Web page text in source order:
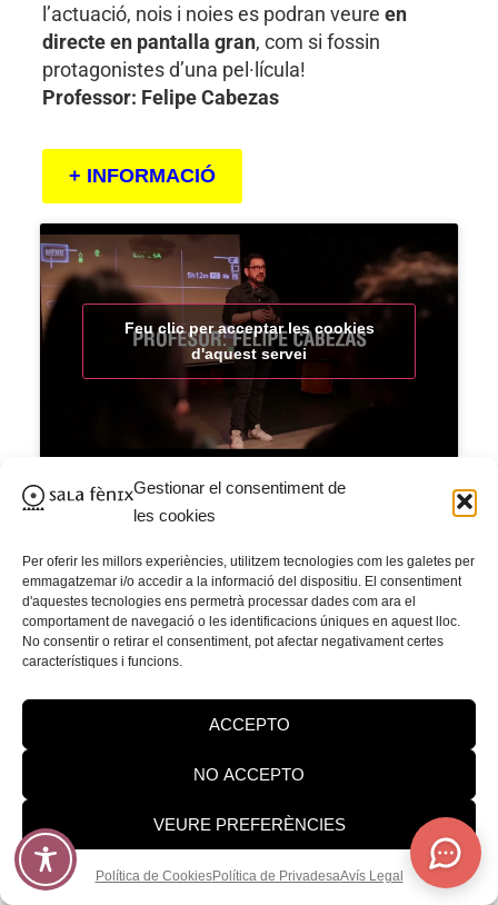
Gestionar el consentiment de
les cookies
Per oferir les millors experiències, utilitzem tecnologies com les galetes per
emmagatzemar i/o accedir a la informació del dispositiu. El consentiment
d'aquestes tecnologies ens permetrà processar dades com ara el
comportament de navegació o les identificacions úniques en aquest lloc.
No consentir o retirar el consentiment, pot afectar negativament certes
característiques i funcions.
ACCEPTO
NO ACCEPTO
VEURE PREFERÈNCIES
Política de CookiesPolítica de PrivadesaAvís Legal
l’actuació, nois i noies es podran veure en
directe en pantalla gran, com si fossin
protagonistes d’una pel·lícula!
Professor: Felipe Cabezas
+ INFORMACIÓ
Feu clic per acceptar les cookies
d'aquest servei
Divendres 13 de novembre, 17h
LÖTÒ. UN RITUAL DE
EMANCIPACIÓN
(ESPECTACLE)
Quantes vegades has sentit que el teu cos no
la pressió estètica, l’autoestima i la
necessitat de reconciliarnos amb nosaltres
mateixos. Un ritual ple de música, dansa i